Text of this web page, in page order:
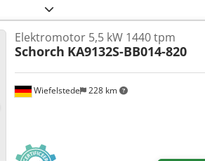
Wiefelstede 228 km
Elektromotor 5,5 kW 1440 tpm
Schorch KA9132S-BB014-820